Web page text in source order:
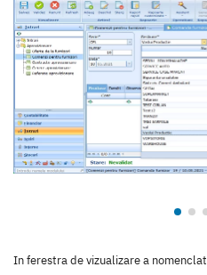
In ferestra de vizualizare a